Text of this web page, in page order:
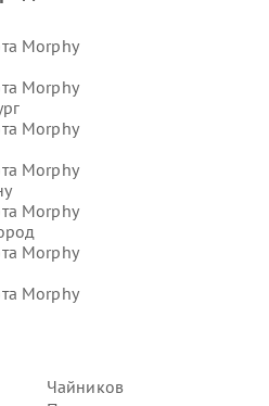
Чайников
Morphy
Morphy
Morphy
Morphy
Morphy
Morphy
Morphy
Morphy